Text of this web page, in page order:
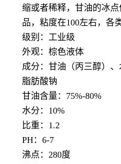
缩或者稀释，甘油的冰
品，粘度在100左右，各
级别：工业级
外观：棕色液体
成分：甘油（丙三醇）、
脂肪酸钠
甘油含量：75%-80%
水分：10%
比重：1.2
PH：6-7
沸点：280度